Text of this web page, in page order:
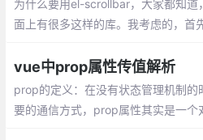
为什么要用el-scrollbar，大家都知道
面上有很多这样的库。我考虑的，首
vue中prop属性传值解析
prop的定义：在没有状态管理机制
要的通信方式，prop属性其实是一个